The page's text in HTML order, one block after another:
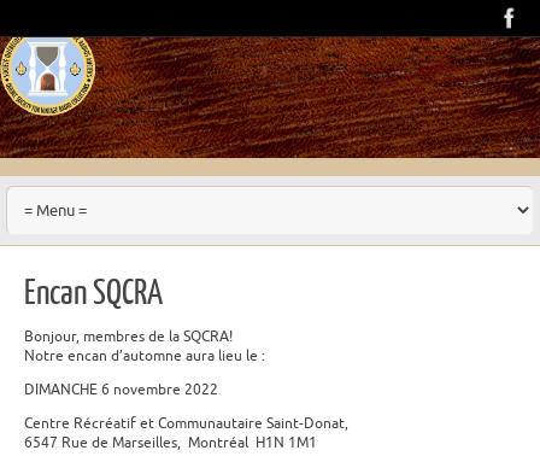
Encan SQCRA
Bonjour, membres de la SQCRA!
Notre encan d’automne aura lieu le :
DIMANCHE 6 novembre 2022
Centre Récréatif et Communautaire Saint-Donat,
6547 Rue de Marseilles, Montréal H1N 1M1